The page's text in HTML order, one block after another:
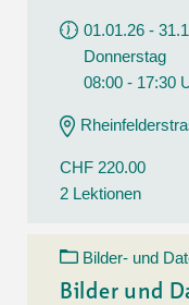
01.01.26 -
Donnerstag
08:00 - 17:30
CHF 220.00
2 Lektionen
Bilder- und
Bilder und